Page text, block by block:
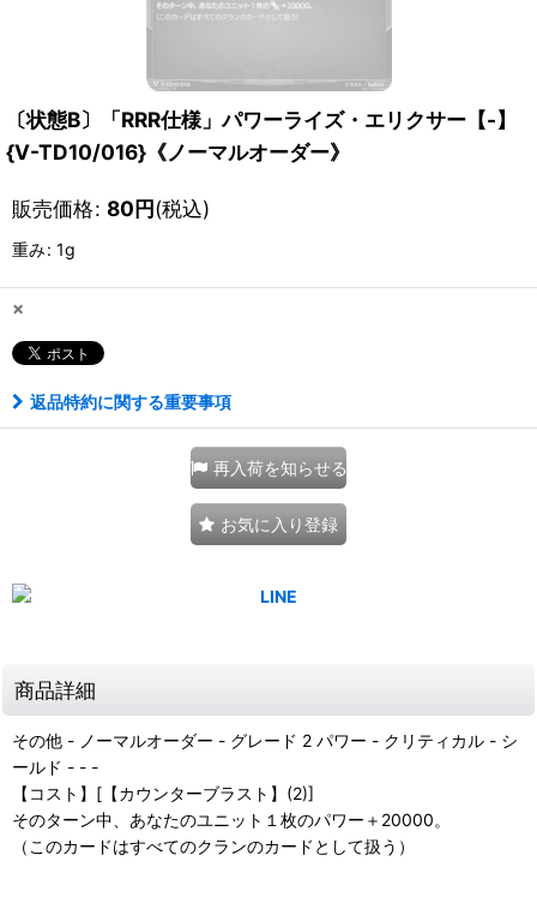
〔状態B〕「RRR仕様」パワーライズ・エリクサー【-】
{V-TD10/016}《ノーマルオーダー》
販売価格: 80円(税込)
重み: 1g
×
返品特約に関する重要事項
再入荷を知らせる
お気に入り登録
商品詳細
その他 - ノーマルオーダー - グレード 2 パワー - クリティカル - シ
ールド - - -
【コスト】[【カウンターブラスト】(2)]
そのターン中、あなたのユニット１枚のパワー＋20000。
（このカードはすべてのクランのカードとして扱う）